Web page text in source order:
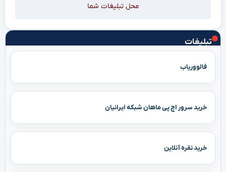
تبلیغات
فالووریاب
خرید سرور اچ پی ماهان شبکه ایرانیان
خرید نقره آنلاین
محل تبلیغات شما